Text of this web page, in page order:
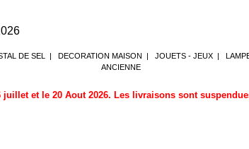
DE SEL | DECORATION MAISON | JOUETS - JEUX |
ANCIENNE
et le 20 Aout 2026. Les livraisons sont